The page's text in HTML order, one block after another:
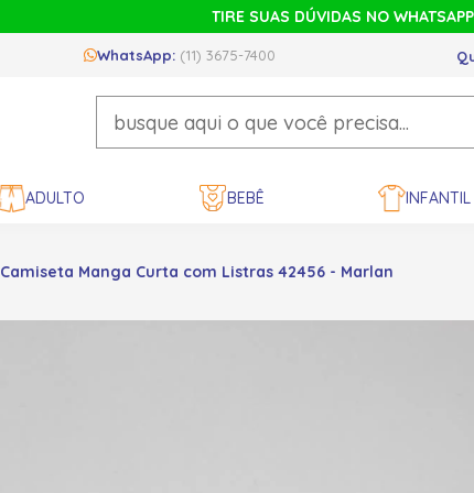
TIRE SUAS DÚVIDAS NO WHATSAPP
WhatsApp: (11) 3675-7400
ADULTO BEBÊ INFANTIL
Camiseta Manga Curta com Listras 42456 - Marlan